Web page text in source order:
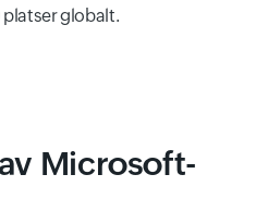
platser globalt.
Microsoft-